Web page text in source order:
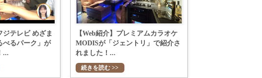
ジテレビ めざま
べるパーク」が
...
【Web紹介】プレミアムカラオケ
MODISが「ジェントリ」で紹介さ
れました！...
続きを読む >>